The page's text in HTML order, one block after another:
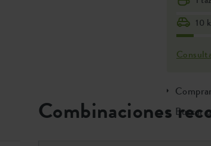
10
Buscar
Combinaciones